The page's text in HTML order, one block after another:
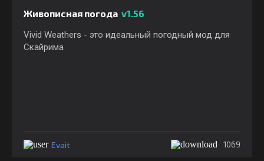
Живописная погода v1.56
Vivid Weathers - это идеальный погодный мод для
Скайрима
Evait 1069